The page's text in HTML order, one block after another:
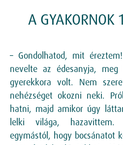
A
– Gondolhatod, mit
nevelte az édesanyja,
gyerekkora volt. Nem
nehézséget okozni neki.
hatni, majd amikor úgy
lelki világa,
egymástól, hogy bocsánatot